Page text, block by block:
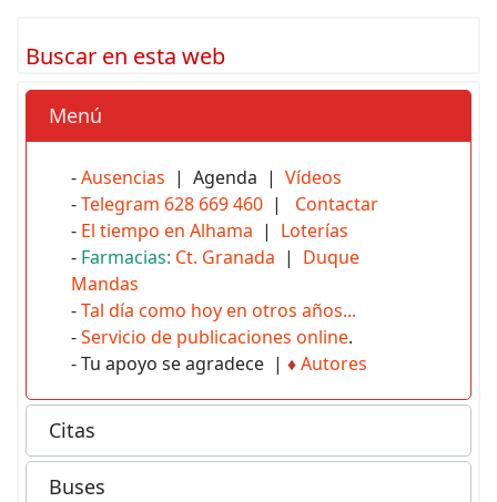
Buscar en esta web
Menú
-Ausencias | Agenda | Vídeos
-Telegram 628 669 460 | Contactar
- El tiempo en Alhama | Loterías
- Farmacias: Ct. Granada | Duque
Mandas
-Tal día como hoy en otros años...
-Servicio de publicaciones online.
- Tu apoyo se agradece | ♦Autores
Citas
Buses